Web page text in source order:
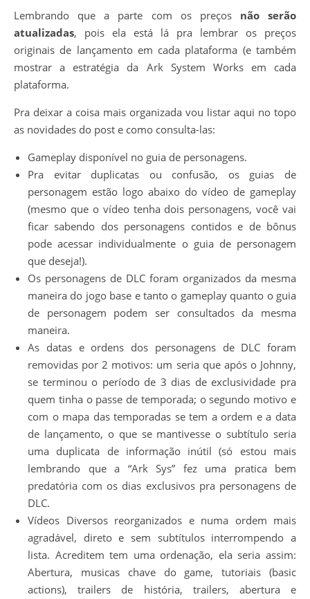
Lembrando que a parte com os preços não serão
atualizadas, pois ela está lá pra lembrar os preços
originais de lançamento em cada plataforma (e também
mostrar a estratégia da Ark System Works em cada
plataforma.
Pra deixar a coisa mais organizada vou listar aqui no topo
as novidades do post e como consulta-las:
Gameplay disponível no guia de personagens.
Pra evitar duplicatas ou confusão, os guias de
personagem estão logo abaixo do vídeo de gameplay
(mesmo que o vídeo tenha dois personagens, você vai
ficar sabendo dos personagens contidos e de bônus
pode acessar individualmente o guia de personagem
que deseja!).
Os personagens de DLC foram organizados da mesma
maneira do jogo base e tanto o gameplay quanto o guia
de personagem podem ser consultados da mesma
maneira.
As datas e ordens dos personagens de DLC foram
removidas por 2 motivos: um seria que após o Johnny,
se terminou o período de 3 dias de exclusividade pra
quem tinha o passe de temporada; o segundo motivo e
com o mapa das temporadas se tem a ordem e a data
de lançamento, o que se mantivesse o subtítulo seria
uma duplicata de informação inútil (só estou mais
lembrando que a “Ark Sys” fez uma pratica bem
predatória com os dias exclusivos pra personagens de
DLC.
Vídeos Diversos reorganizados e numa ordem mais
agradável, direto e sem subtítulos interrompendo a
lista. Acreditem tem uma ordenação, ela seria assim:
Abertura, musicas chave do game, tutoriais (basic
actions), trailers de história, trailers, abertura e